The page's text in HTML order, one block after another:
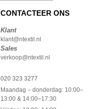
CONTACTEER ONS
Klant
klant@ntextil.nl
Sales
verkoop@ntextil.nl
020 323 3277
Maandag – donderdag: 10:00–
13:00 & 14:00–17:30